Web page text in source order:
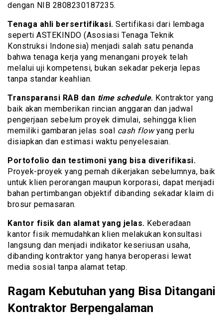
dengan NIB 2808230187235.
Tenaga ahli bersertifikasi. Sertifikasi dari lembaga
seperti ASTEKINDO (Asosiasi Tenaga Teknik
Konstruksi Indonesia) menjadi salah satu penanda
bahwa tenaga kerja yang menangani proyek telah
melalui uji kompetensi, bukan sekadar pekerja lepas
tanpa standar keahlian.
Transparansi RAB dan time schedule. Kontraktor yang
baik akan memberikan rincian anggaran dan jadwal
pengerjaan sebelum proyek dimulai, sehingga klien
memiliki gambaran jelas soal cash flowyang perlu
disiapkan dan estimasi waktu penyelesaian.
Portofolio dan testimoni yang bisa diverifikasi.
Proyek-proyek yang pernah dikerjakan sebelumnya, baik
untuk klien perorangan maupun korporasi, dapat menjadi
bahan pertimbangan objektif dibanding sekadar klaim di
brosur pemasaran.
Kantor fisik dan alamat yang jelas. Keberadaan
kantor fisik memudahkan klien melakukan konsultasi
langsung dan menjadi indikator keseriusan usaha,
dibanding kontraktor yang hanya beroperasi lewat
media sosial tanpa alamat tetap.
Ragam Kebutuhan yang Bisa Ditangani
Kontraktor Berpengalaman